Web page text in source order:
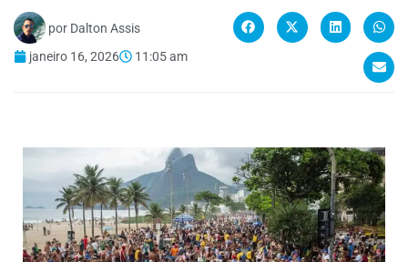
por Dalton Assis
janeiro 16, 2026
11:05 am